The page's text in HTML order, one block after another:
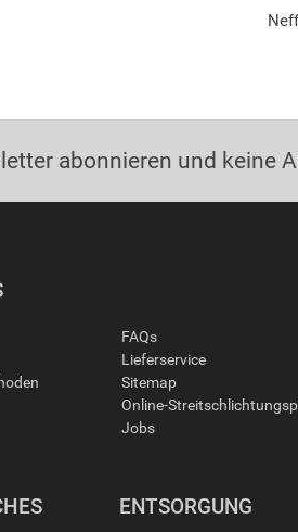
abonnieren und keine
FAQs
Lieferservice
Sitemap
Online-
Jobs
ENTSORGUNG